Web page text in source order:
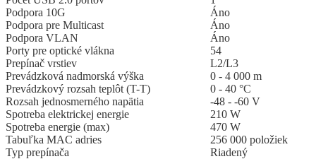
Podpora 10G
Áno
Podpora pre Multicast
Áno
Podpora VLAN
Áno
Porty pre optické vlákna
54
Prepínač vrstiev
L2/L3
Prevádzková nadmorská výška
0 - 4 000 m
Prevádzkový rozsah teplôt (T-T)
0 - 40 °C
Rozsah jednosmerného napätia
-48 - -60 V
Spotreba elektrickej energie
210 W
Spotreba energie (max)
470 W
Tabuľka MAC adries
256 000 položiek
Typ prepínača
Riadený